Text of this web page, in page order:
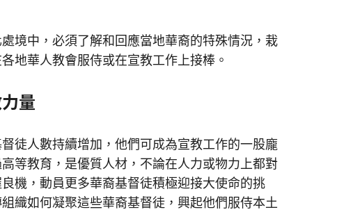
中，必須了解和回應當地華裔的特殊情況，栽
地華人教會服侍或在宣教工作上接棒。
量
人數持續增加，他們可成為宣教工作的一股龐
等教育，是優質人材，不論在人力或物力上都對
機，動員更多華裔基督徒積極迎接大使命的挑
織如何凝聚這些華裔基督徒，興起他們服侍本土